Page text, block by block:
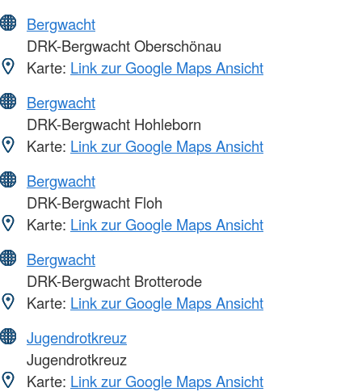
Bergwacht
DRK-Bergwacht Oberschönau
Karte: Link zur Google Maps Ansicht
Bergwacht
DRK-Bergwacht Hohleborn
Karte: Link zur Google Maps Ansicht
Bergwacht
DRK-Bergwacht Floh
Karte: Link zur Google Maps Ansicht
Bergwacht
DRK-Bergwacht Brotterode
Karte: Link zur Google Maps Ansicht
Jugendrotkreuz
Jugendrotkreuz
Karte: Link zur Google Maps Ansicht